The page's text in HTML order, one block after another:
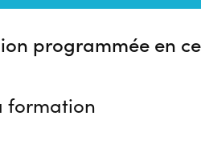
programmée en
formation